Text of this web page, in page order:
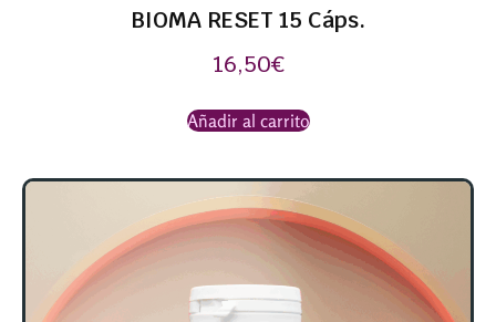
BIOMA RESET 15 Cáps.
16,50€
Añadir al carrito